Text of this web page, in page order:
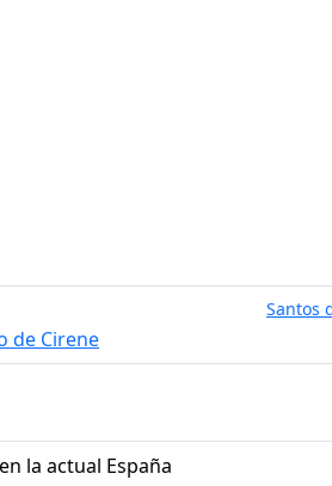
Santos
de Cirene
la actual España